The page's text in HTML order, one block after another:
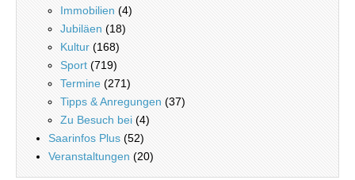
Immobilien (4)
Jubiläen (18)
Kultur (168)
Sport (719)
Termine (271)
Tipps & Anregungen (37)
Zu Besuch bei (4)
Saarinfos Plus (52)
Veranstaltungen (20)